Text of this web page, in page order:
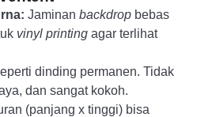
Jaminan backdrop bebas
vinyl printing agar terlihat
dinding permanen. Tidak
dan sangat kokoh.
(panjang x tinggi) bisa